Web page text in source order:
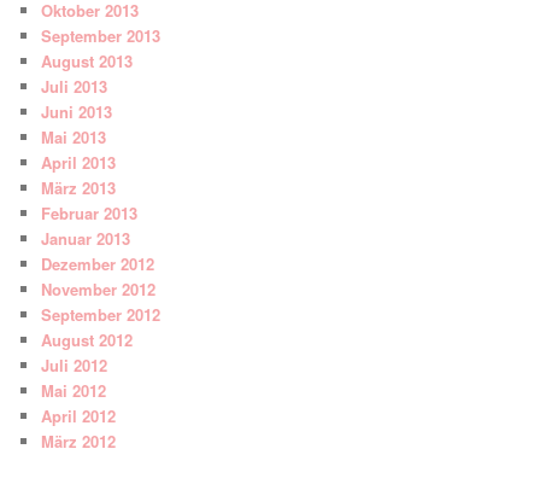
Oktober 2013
September 2013
August 2013
Juli 2013
Juni 2013
Mai 2013
April 2013
März 2013
Februar 2013
Januar 2013
Dezember 2012
November 2012
September 2012
August 2012
Juli 2012
Mai 2012
April 2012
März 2012